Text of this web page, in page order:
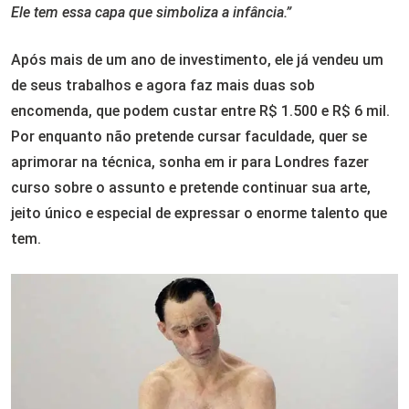
Ele tem essa capa que simboliza a infância.”
Após mais de um ano de investimento, ele já vendeu um
de seus trabalhos e agora faz mais duas sob
encomenda, que podem custar entre R$ 1.500 e R$ 6 mil.
Por enquanto não pretende cursar faculdade, quer se
aprimorar na técnica, sonha em ir para Londres fazer
curso sobre o assunto e pretende continuar sua arte,
jeito único e especial de expressar o enorme talento que
tem.